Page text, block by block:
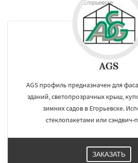
AGS
AGS профиль предназначен для
зданий, светопрозрачных крыш,
зимних садов в Егорьевске.
стеклопакетами или сэндвич-
ЗАКАЗАТЬ